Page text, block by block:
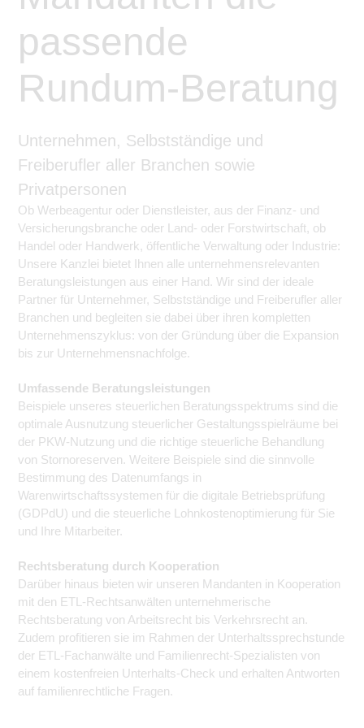
passende
Rundum-Beratung
Unternehmen, Selbstständige und
Freiberufler aller Branchen sowie
Privatpersonen
Ob Werbeagentur oder Dienstleister, aus der Finanz- und
Versicherungsbranche oder Land- oder Forstwirtschaft, ob
Handel oder Handwerk, öffentliche Verwaltung oder Industrie:
Unsere Kanzlei bietet Ihnen alle unternehmensrelevanten
Beratungsleistungen aus einer Hand. Wir sind der ideale
Partner für Unternehmer, Selbstständige und Freiberufler aller
Branchen und begleiten sie dabei über ihren kompletten
Unternehmenszyklus: von der Gründung über die Expansion
bis zur Unternehmensnachfolge.
Umfassende Beratungsleistungen
Beispiele unseres steuerlichen Beratungsspektrums sind die
optimale Ausnutzung steuerlicher Gestaltungsspielräume bei
der PKW-Nutzung und die richtige steuerliche Behandlung
von Stornoreserven. Weitere Beispiele sind die sinnvolle
Bestimmung des Datenumfangs in
Warenwirtschaftssystemen für die digitale Betriebsprüfung
(GDPdU) und die steuerliche Lohnkostenoptimierung für Sie
und Ihre Mitarbeiter.
Rechtsberatung durch Kooperation
Darüber hinaus bieten wir unseren Mandanten in Kooperation
mit den ETL-Rechtsanwälten unternehmerische
Rechtsberatung von Arbeitsrecht bis Verkehrsrecht an.
Zudem profitieren sie im Rahmen der Unterhalts­sprechstunde
der ETL-Fachanwälte und Familienrecht-Spezialisten von
einem kostenfreien Unterhalts-Check und erhalten Antworten
auf familienrechtliche Fragen.